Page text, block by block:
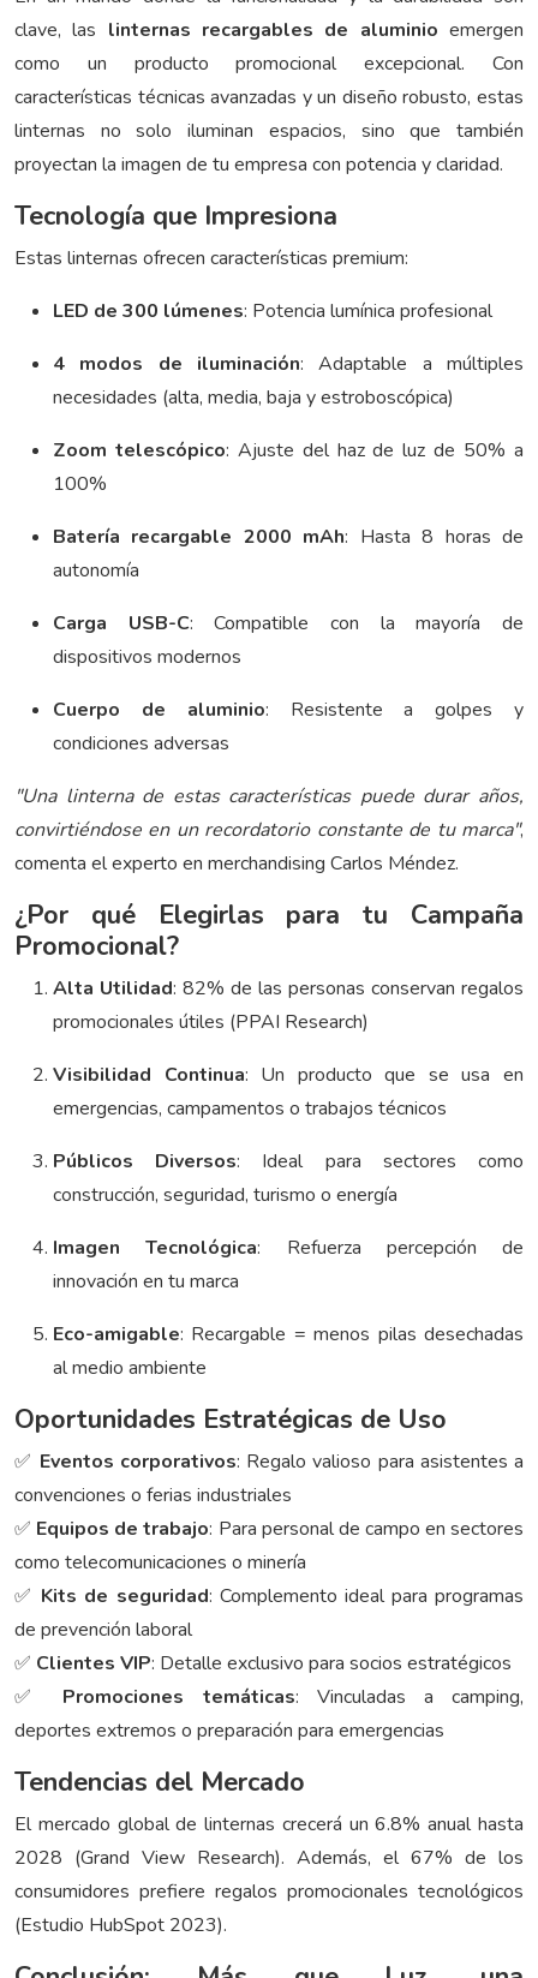
clave, las linternas recargables de aluminio emergen
como un producto promocional excepcional. Con
características técnicas avanzadas y un diseño robusto, estas
linternas no solo iluminan espacios, sino que también
proyectan la imagen de tu empresa con potencia y claridad.
Tecnología que Impresiona
Estas linternas ofrecen características premium:
LED de 300 lúmenes: Potencia lumínica profesional
4 modos de iluminación: Adaptable a múltiples
necesidades (alta, media, baja y estroboscópica)
Zoom telescópico: Ajuste del haz de luz de 50% a
100%
Batería recargable 2000 mAh: Hasta 8 horas de
autonomía
Carga USB-C: Compatible con la mayoría de
dispositivos modernos
Cuerpo de aluminio: Resistente a golpes y
condiciones adversas
"Una linterna de estas características puede durar años,
convirtiéndose en un recordatorio constante de tu marca",
comenta el experto en merchandising Carlos Méndez.
¿Por qué Elegirlas para tu Campaña
Promocional?
Alta Utilidad: 82% de las personas conservan regalos
promocionales útiles (PPAI Research)
Visibilidad Continua: Un producto que se usa en
emergencias, campamentos o trabajos técnicos
Públicos Diversos: Ideal para sectores como
construcción, seguridad, turismo o energía
Imagen Tecnológica: Refuerza percepción de
innovación en tu marca
Eco-amigable: Recargable = menos pilas desechadas
al medio ambiente
Oportunidades Estratégicas de Uso
✅ Eventos corporativos: Regalo valioso para asistentes a
convenciones o ferias industriales
✅ Equipos de trabajo: Para personal de campo en sectores
como telecomunicaciones o minería
✅ Kits de seguridad: Complemento ideal para programas
de prevención laboral
✅ Clientes VIP: Detalle exclusivo para socios estratégicos
✅
Promociones temáticas: Vinculadas a camping,
deportes extremos o preparación para emergencias
Tendencias del Mercado
El mercado global de linternas crecerá un 6.8% anual hasta
2028 (Grand View Research). Además, el 67% de los
consumidores prefiere regalos promocionales tecnológicos
(Estudio HubSpot 2023).